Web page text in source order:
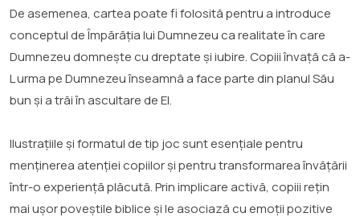
De asemenea, cartea poate fi folosită pentru a introduce
conceptul de Împărăția lui Dumnezeu ca realitate în care
Dumnezeu domnește cu dreptate și iubire. Copiii învață că a-
L urma pe Dumnezeu înseamnă a face parte din planul Său
bun și a trăi în ascultare de El.
Ilustrațiile și formatul de tip joc sunt esențiale pentru
menținerea atenției copiilor și pentru transformarea învățării
într-o experiență plăcută. Prin implicare activă, copiii rețin
mai ușor poveștile biblice și le asociază cu emoții pozitive